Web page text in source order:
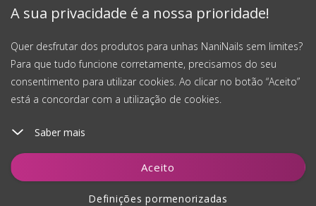
A sua privacidade é a nossa prioridade!
Quer desfrutar dos produtos para unhas NaniNails sem limites?
Para que tudo funcione corretamente, precisamos do seu
consentimento para utilizar cookies. Ao clicar no botão “Aceito”
está a concordar com a utilização de cookies.
Saber mais
Aceito
Definições pormenorizadas
Notificar-me